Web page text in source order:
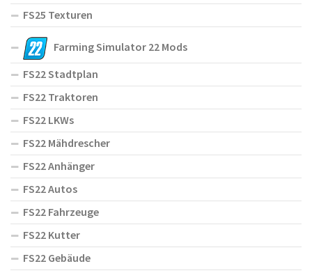
FS25 Texturen
Farming Simulator 22 Mods
FS22 Stadtplan
FS22 Traktoren
FS22 LKWs
FS22 Mähdrescher
FS22 Anhänger
FS22 Autos
FS22 Fahrzeuge
FS22 Kutter
FS22 Gebäude